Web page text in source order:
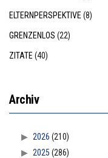
ELTERNPERSPEKTIVE (8)
GRENZENLOS (22)
ZITATE (40)
Archiv
2026 (210)
2025 (286)